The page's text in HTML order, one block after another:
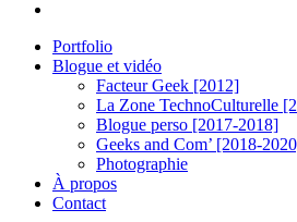
Portfolio
Blogue et vidéo
Facteur Geek [2012]
La Zone TechnoCulturelle
Blogue perso [2017-2018]
Geeks and Com’ [2018-
Photographie
À propos
Contact